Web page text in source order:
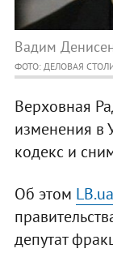
Вадим
ФОТО: ДЕЛОВАЯ
Верховная
изменения в
кодекс и
Об этом LB.ua
депутат